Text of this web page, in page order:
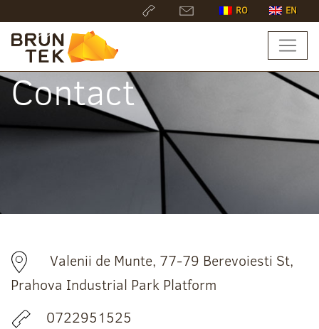
RO EN
Contact
Valenii de Munte, 77-79 Berevoiesti St,
Prahova Industrial Park Platform
0722951525